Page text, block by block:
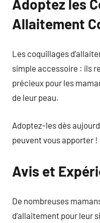
Adoptez les
Allaitement
Les coquillages
simple accessoire : ils
précieux pour les
de leur peau.
Adoptez-les dès
peuvent vous apporter !
Avis et
De nombreuses
d’allaitement pour leur